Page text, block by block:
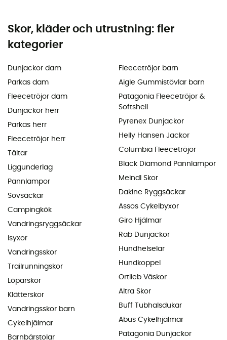
Skor, kläder och utrustning: fler
kategorier
Dunjackor dam
Parkas dam
Fleecetröjor dam
Dunjackor herr
Parkas herr
Fleecetröjor herr
Tältar
Liggunderlag
Pannlampor
Sovsäckar
Campingkök
Vandringsryggsäckar
Isyxor
Vandringsskor
Trailrunningskor
Löparskor
Klätterskor
Vandringsskor barn
Cykelhjälmar
Barnbärstolar
Fleecetröjor barn
Aigle Gummistövlar barn
Patagonia Fleecetröjor &
Softshell
Pyrenex Dunjackor
Helly Hansen Jackor
Columbia Fleecetröjor
Black Diamond Pannlampor
Meindl Skor
Dakine Ryggsäckar
Assos Cykelbyxor
Giro Hjälmar
Rab Dunjackor
Hundhelselar
Hundkoppel
Ortlieb Väskor
Altra Skor
Buff Tubhalsdukar
Abus Cykelhjälmar
Patagonia Dunjackor